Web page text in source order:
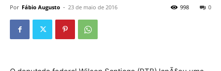
Por Fábio Augusto - 23 de maio de 2016 0
998